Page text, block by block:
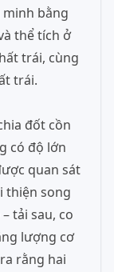
bằng
thể tích ở
trái, cùng
trái.
đốt cồn
có độ lớn
quan sát
thiện song
tải sau, co
lượng cơ
rằng hai